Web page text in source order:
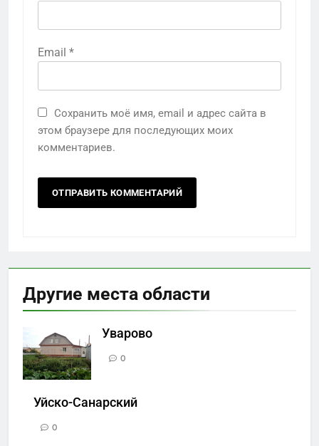
Email *
Сохранить моё имя, email и адрес сайта в
этом браузере для последующих моих
комментариев.
Другие места области
Уварово
0
Уйско-Санарский
0